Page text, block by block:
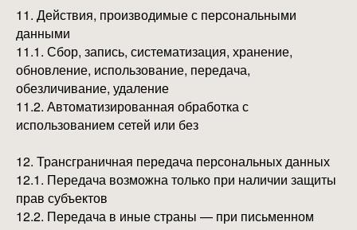
11. Действия, производимые с персональными
данными
11.1. Сбор, запись, систематизация, хранение,
обновление, использование, передача,
обезличивание, удаление
11.2. Автоматизированная обработка с
использованием сетей или без
12. Трансграничная передача персональных данных
12.1. Передача возможна только при наличии защиты
прав субъектов
12.2. Передача в иные страны — при письменном